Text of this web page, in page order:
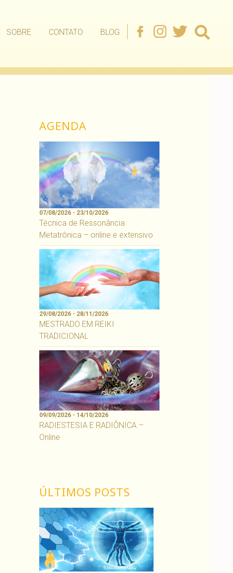
SOBRE CONTATO BLOG
AGENDA
07/08/2026 - 23/10/2026
Técnica de Ressonância
Metatrônica – online e extensivo
29/08/2026 - 28/11/2026
MESTRADO EM REIKI
TRADICIONAL
09/09/2026 - 14/10/2026
RADIESTESIA E RADIÔNICA –
Online
ÚLTIMOS POSTS